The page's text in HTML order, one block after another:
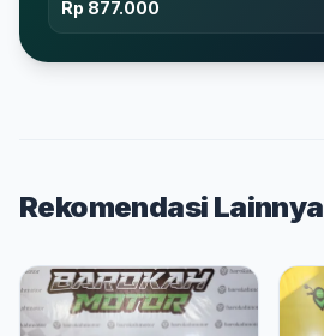
Rp 877.000
Rekomendasi Lainnya